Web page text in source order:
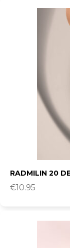
RADMILIN 20
€10.95